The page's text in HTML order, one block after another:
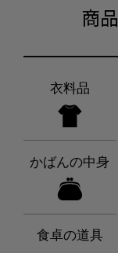
商
衣料品
かばんの中身
食卓の道具